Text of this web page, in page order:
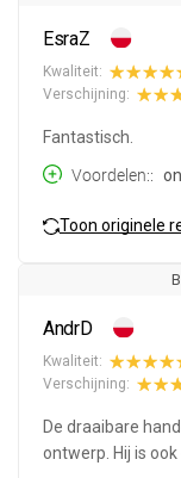
EsraZ
Kwaliteit:
Verschijning:
Fantastisch.
Voordelen:
Toon originele
AndrD
Kwaliteit:
Verschijning:
De draaibare
ontwerp. Hij is